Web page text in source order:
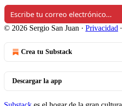
© 2026 Sergio San Juan · Privacidad ∙
Crea tu Substack
Descargar la app